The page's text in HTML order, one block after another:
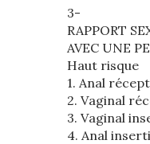
3-
RAPPORT
AVEC UNE
Haut risque
1. Anal
2. Vaginal
3. Vaginal
4. Anal